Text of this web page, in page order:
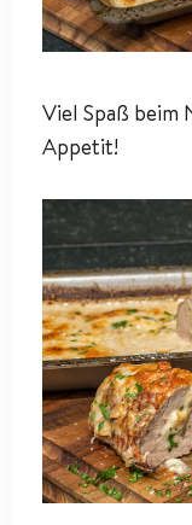
Viel Spaß beim
Appetit!